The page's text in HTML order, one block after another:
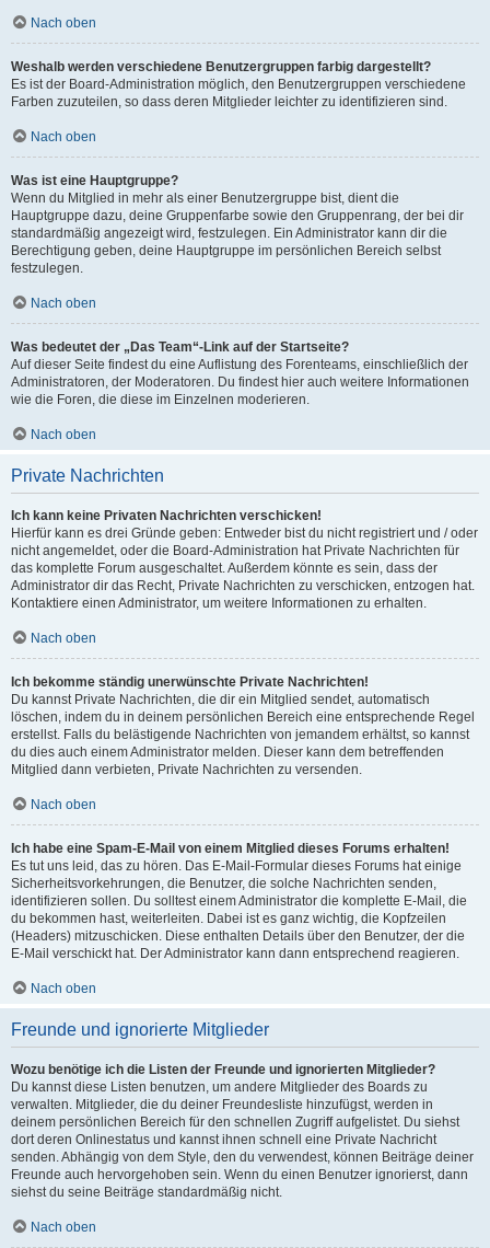
Nach oben
Weshalb werden verschiedene Benutzergruppen farbig dargestellt?
Es ist der Board-Administration möglich, den Benutzergruppen verschiedene
Farben zuzuteilen, so dass deren Mitglieder leichter zu identifizieren sind.
Nach oben
Was ist eine Hauptgruppe?
Wenn du Mitglied in mehr als einer Benutzergruppe bist, dient die
Hauptgruppe dazu, deine Gruppenfarbe sowie den Gruppenrang, der bei dir
standardmäßig angezeigt wird, festzulegen. Ein Administrator kann dir die
Berechtigung geben, deine Hauptgruppe im persönlichen Bereich selbst
festzulegen.
Nach oben
Was bedeutet der „Das Team“-Link auf der Startseite?
Auf dieser Seite findest du eine Auflistung des Forenteams, einschließlich der
Administratoren, der Moderatoren. Du findest hier auch weitere Informationen
wie die Foren, die diese im Einzelnen moderieren.
Nach oben
Private Nachrichten
Ich kann keine Privaten Nachrichten verschicken!
Hierfür kann es drei Gründe geben: Entweder bist du nicht registriert und / oder
nicht angemeldet, oder die Board-Administration hat Private Nachrichten für
das komplette Forum ausgeschaltet. Außerdem könnte es sein, dass der
Administrator dir das Recht, Private Nachrichten zu verschicken, entzogen hat.
Kontaktiere einen Administrator, um weitere Informationen zu erhalten.
Nach oben
Ich bekomme ständig unerwünschte Private Nachrichten!
Du kannst Private Nachrichten, die dir ein Mitglied sendet, automatisch
löschen, indem du in deinem persönlichen Bereich eine entsprechende Regel
erstellst. Falls du belästigende Nachrichten von jemandem erhältst, so kannst
du dies auch einem Administrator melden. Dieser kann dem betreffenden
Mitglied dann verbieten, Private Nachrichten zu versenden.
Nach oben
Ich habe eine Spam-E-Mail von einem Mitglied dieses Forums erhalten!
Es tut uns leid, das zu hören. Das E-Mail-Formular dieses Forums hat einige
Sicherheitsvorkehrungen, die Benutzer, die solche Nachrichten senden,
identifizieren sollen. Du solltest einem Administrator die komplette E-Mail, die
du bekommen hast, weiterleiten. Dabei ist es ganz wichtig, die Kopfzeilen
(Headers) mitzuschicken. Diese enthalten Details über den Benutzer, der die
E-Mail verschickt hat. Der Administrator kann dann entsprechend reagieren.
Nach oben
Freunde und ignorierte Mitglieder
Wozu benötige ich die Listen der Freunde und ignorierten Mitglieder?
Du kannst diese Listen benutzen, um andere Mitglieder des Boards zu
verwalten. Mitglieder, die du deiner Freundesliste hinzufügst, werden in
deinem persönlichen Bereich für den schnellen Zugriff aufgelistet. Du siehst
dort deren Onlinestatus und kannst ihnen schnell eine Private Nachricht
senden. Abhängig von dem Style, den du verwendest, können Beiträge deiner
Freunde auch hervorgehoben sein. Wenn du einen Benutzer ignorierst, dann
siehst du seine Beiträge standardmäßig nicht.
Nach oben